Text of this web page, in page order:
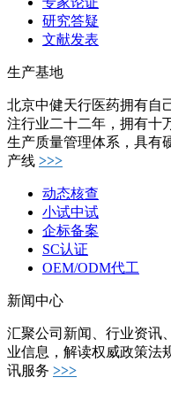
研究答疑
文献发表
生产基地
北京中健天行医药拥有自
注行业二十二年，拥有十
生产质量管理体系，具有
产线 >>>
动态核查
小试中试
企标备案
SC认证
OEM/ODM代工
新闻中心
汇聚公司新闻、行业资讯
业信息，解读权威政策法
讯服务 >>>